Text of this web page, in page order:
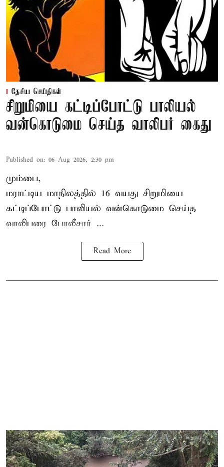
தேசிய செய்திகள்
சிறுமியை கட்டிப்போட்டு பாலியல்
வன்கொடுமை செய்த வாலிபர் கைது
Published on: 06 Aug 2026, 2:30 pm
மும்பை,
மராட்டிய மாநிலத்தில் 16 வயது சிறுமியை
கட்டிப்போட்டு பாலியல் வன்கொடுமை செய்த
வாலிபரை போலீசார் ...
Read More